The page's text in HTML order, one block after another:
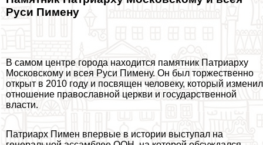
Руси Пимену
В самом центре города находится памятник Патриарху
Московскому и всея Руси Пимену. Он был торжественно
открыт в 2010 году и посвящен человеку, который изменил
отношение православной церкви и государственной
власти.
Патриарх Пимен впервые в истории выступал на